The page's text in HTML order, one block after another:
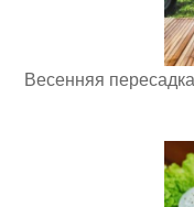
Весенняя